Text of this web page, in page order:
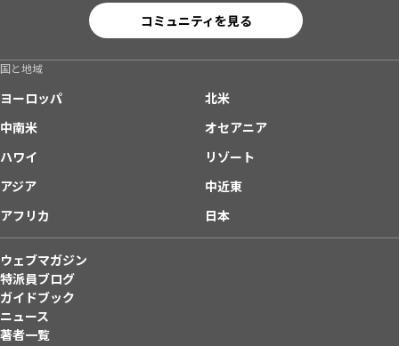
コミュニティを見る
国と地域
ヨーロッパ
北米
中南米
オセアニア
ハワイ
リゾート
アジア
中近東
アフリカ
日本
ウェブマガジン
特派員ブログ
ガイドブック
ニュース
著者一覧